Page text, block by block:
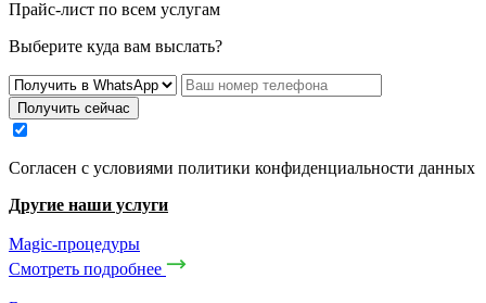
Прайс-лист по всем услугам
Выберите куда вам выслать?
Получить сейчас
Cогласен с условиями политики конфиденциальности данных
Другие наши услуги
Magic-процедуры
Смотреть подробнее